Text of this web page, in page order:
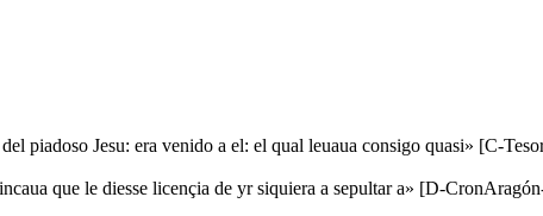
piadoso Jesu: era venido a el: el qual leuaua consigo quasi» [C-
que le diesse licençia de yr siquiera a sepultar a» [D-